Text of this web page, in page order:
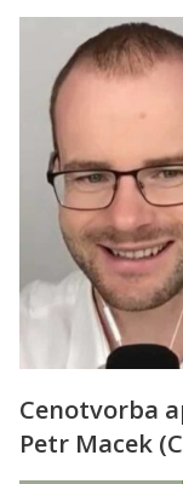
Cenotvorba
Petr Macek